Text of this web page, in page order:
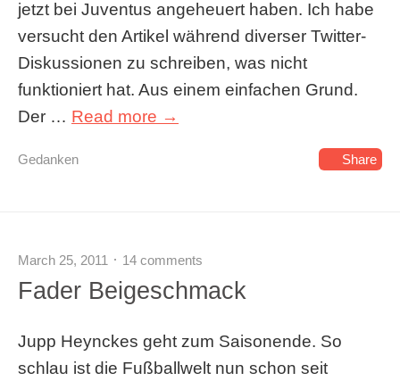
jetzt bei Juventus angeheuert haben. Ich habe
versucht den Artikel während diverser Twitter-
Diskussionen zu schreiben, was nicht
funktioniert hat. Aus einem einfachen Grund.
Der … Read more →
Gedanken Share
March 25, 2011 14 comments
Fader Beigeschmack
Jupp Heynckes geht zum Saisonende. So
schlau ist die Fußballwelt nun schon seit